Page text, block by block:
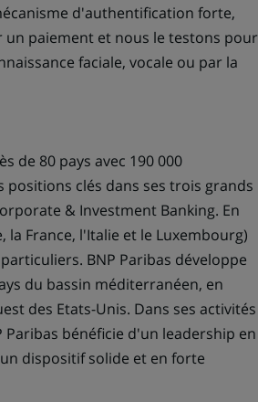
d'authentification forte,
paiement et nous le testons pour
faciale, vocale ou par la
de 80 pays avec 190 000
clés dans ses trois grands
& Investment Banking. En
France, l'Italie et le Luxembourg)
BNP Paribas développe
du bassin méditerranéen, en
des Etats-Unis. Dans ses activités
bénéficie d'un leadership en
dispositif solide et en forte